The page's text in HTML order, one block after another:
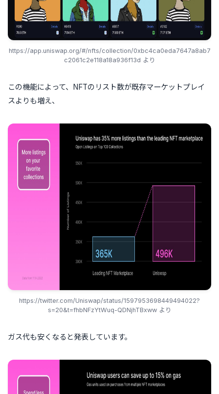
https://app.uniswap.org/#/nfts/collection/0xbc4ca0eda7647a8ab7
c2061c2e118a18a936f13d より
この機能によって、NFTのリスト数が既存マーケットプレイ
スよりも増え、
https://twitter.com/Uniswap/status/1597953698449494022?
s=20&t=fhbNFzYtWuq-QDNjhTBxww より
ガス代も安くなると発表しています。